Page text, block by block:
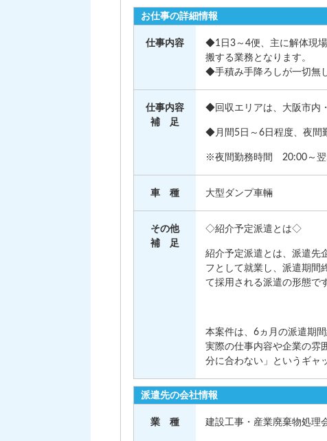
お仕事の詳細情報
仕事内容
◆1日3～4便、主に解体現
搬する業務となります。
◆手積み手降ろしが一切無
仕事内容
補 足
◆回収エリアは、大阪市内
◆月間5日～6日程度、夜間
※夜間勤務時間 20:00～翌
車 種 大型ダンプ車輛
その他
補 足
◇紹介予定派遣とは◇
紹介予定派遣とは、派遣先
フとして就業し、派遣期間
て採用される派遣の形態で
本案件は、6ヵ月の派遣期
実際の仕事内容や企業の雰
分に合わない」というギャ
派遣先の会社情報
業 種 建設工事・産業廃棄物処理